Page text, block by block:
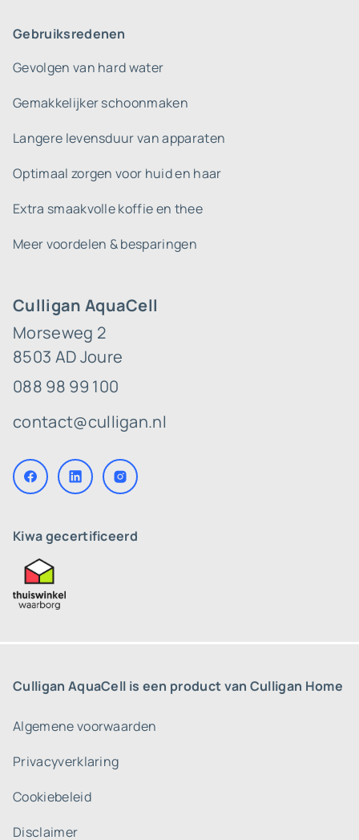
Culligan AquaCell
Morseweg 2
8503 AD Joure
088 98 99 100
contact@culligan.nl
Kiwa gecertificeerd
Gebruiksredenen
Gevolgen van hard water
Gemakkelijker schoonmaken
Langere levensduur van apparaten
Optimaal zorgen voor huid en haar
Extra smaakvolle koffie en thee
Meer voordelen & besparingen
Culligan AquaCell is een product van Culligan Home
Algemene voorwaarden
Privacyverklaring
Cookiebeleid
Disclaimer